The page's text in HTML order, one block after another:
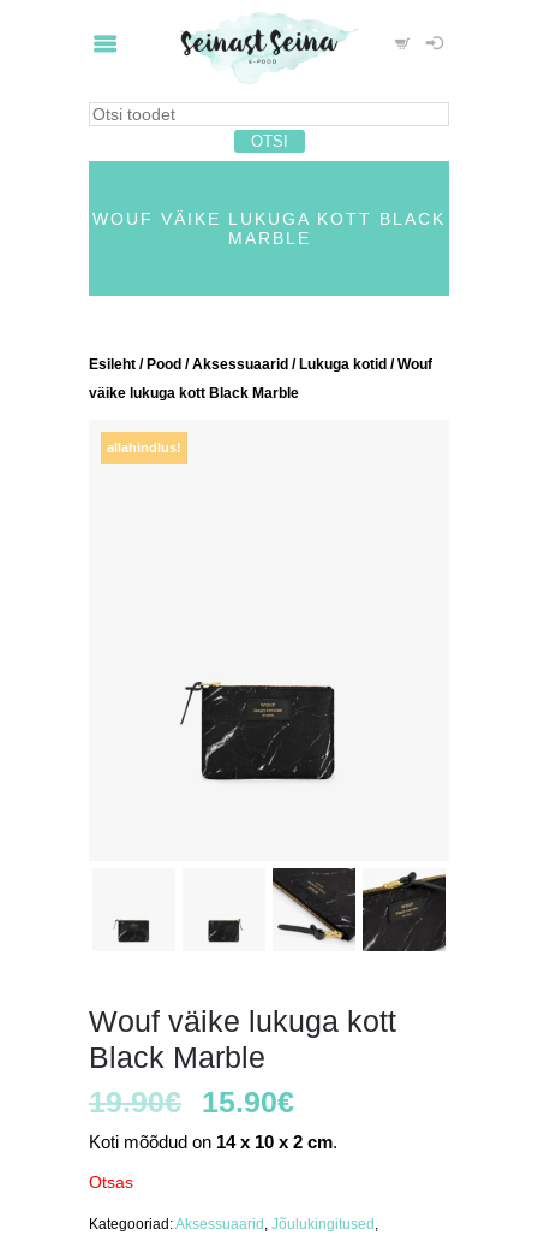
WOUF VÄIKE LUKUGA KOTT BLACK
MARBLE
Esileht / Pood /Aksessuaarid / Lukuga kotid / Wouf
väike lukuga kott Black Marble
allahindlus!
Wouf väike lukuga kott
Black Marble
19.90€ 15.90€
Koti mõõdud on 14 x 10 x 2 cm.
Otsas
Kategooriad:Aksessuaarid , Jõulukingitused ,